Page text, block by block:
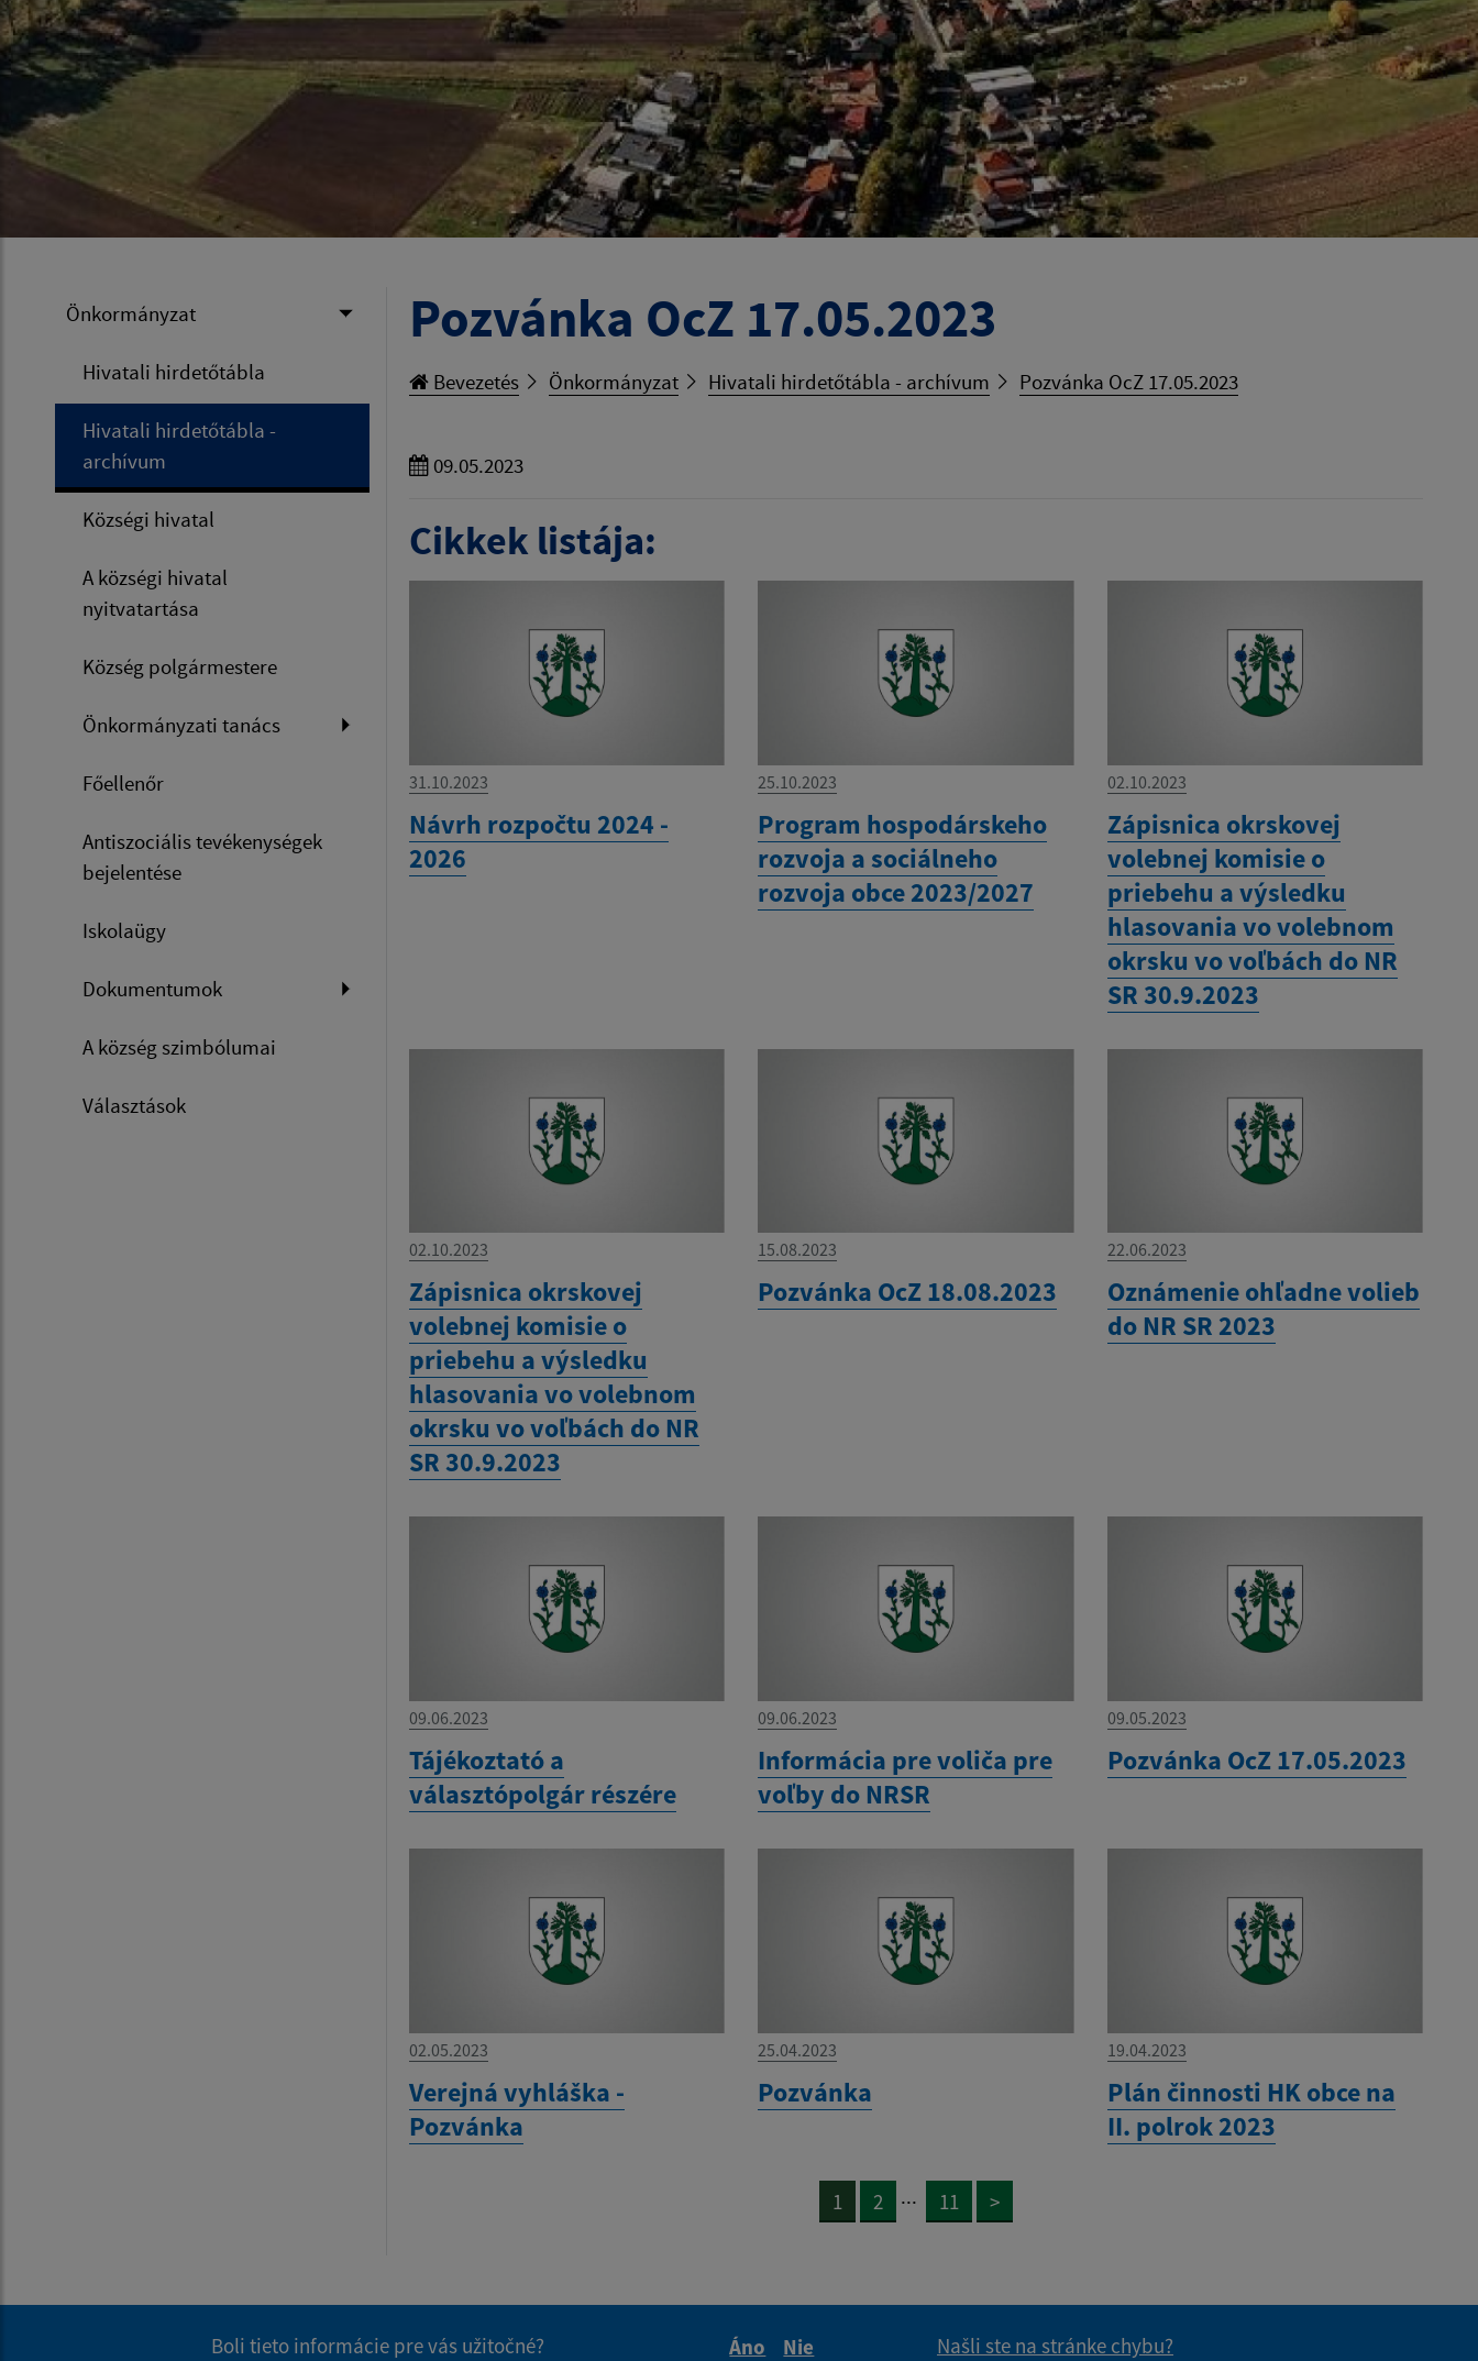
Önkormányzat
Hivatali hirdetőtábla
Hivatali hirdetőtábla -
archívum
Községi hivatal
A községi hivatal
nyitvatartása
Község polgármestere
Önkormányzati tanács
Főellenőr
Antiszociális tevékenységek
bejelentése
Iskolaügy
Dokumentumok
A község szimbólumai
Választások
Pozvánka OcZ 17.05.2023
Bevezetés Önkormányzat Hivatali hirdetőtábla - archívum Pozvánka OcZ 17.05.2023
09.05.2023
Cikkek listája:
31.10.2023
Návrh rozpočtu 2024 -
2026
25.10.2023
Program hospodárskeho
rozvoja a sociálneho
rozvoja obce 2023/2027
02.10.2023
Zápisnica okrskovej
volebnej komisie o
priebehu a výsledku
hlasovania vo volebnom
okrsku vo voľbách do NR
SR 30.9.2023
02.10.2023
Zápisnica okrskovej
volebnej komisie o
priebehu a výsledku
hlasovania vo volebnom
okrsku vo voľbách do NR
SR 30.9.2023
15.08.2023
Pozvánka OcZ 18.08.2023
22.06.2023
Oznámenie ohľadne volieb
do NR SR 2023
09.06.2023
Tájékoztató a
választópolgár részére
09.06.2023
Informácia pre voliča pre
voľby do NRSR
09.05.2023
Pozvánka OcZ 17.05.2023
02.05.2023
Verejná vyhláška -
Pozvánka
25.04.2023
Pozvánka
19.04.2023
Plán činnosti HK obce na
II. polrok 2023
1 2 ... 11 >
Boli tieto informácie pre vás užitočné?
Áno
Nie
Našli ste na stránke chybu?